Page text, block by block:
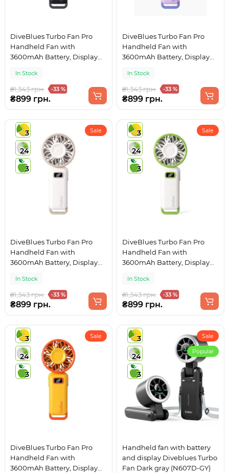
DiveBlues Turbo Fan Pro
Handheld Fan with
3600mAh Battery, Display
In Stock
₴1,343 грн. -33 %
₴899 грн.
DiveBlues Turbo Fan Pro
Handheld Fan with
3600mAh Battery, Display
In Stock
₴1,343 грн. -33 %
₴899 грн.
3
24
3
Sale
DiveBlues Turbo Fan Pro
Handheld Fan with
3600mAh Battery, Display
In Stock
₴1,343 грн. -33 %
₴899 грн.
3
24
3
Sale
DiveBlues Turbo Fan Pro
Handheld Fan with
3600mAh Battery, Display
Green
In Stock
₴1,343 грн. -33 %
₴899 грн.
3
24
3
Sale
DiveBlues Turbo Fan Pro
Handheld Fan with
3600mAh Battery, Display
3
24
3
Sale
Popular
Handheld fan with battery
and display Diveblues Turbo
Fan Dark gray (N607D-GY)